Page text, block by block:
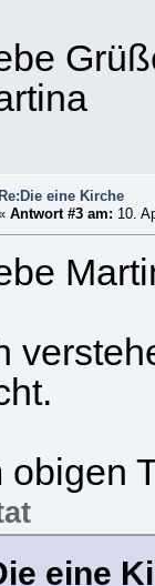
Re:Die eine Kirche
Antwort #3 am: 10.
obigen
eine